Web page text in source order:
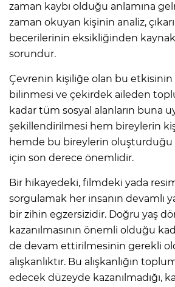
zaman kaybı olduğu anlamına
zaman okuyan kişinin analiz,
becerilerinin eksikliğinden
sorundur.
Çevrenin kişiliğe olan bu
bilinmesi ve çekirdek aileden
kadar tüm sosyal alanların buna
şekillendirilmesi hem bireylerin
hemde bu bireylerin oluşturduğu
için son derece önemlidir.
Bir hikayedeki, filmdeki yada
sorgulamak her insanın devamlı
bir zihin egzersizidir. Doğru yaş
kazanılmasının önemli olduğu
de devam ettirilmesinin gerekli
alışkanlıktır. Bu alışkanlığın
edecek düzeyde kazanılmadığı,